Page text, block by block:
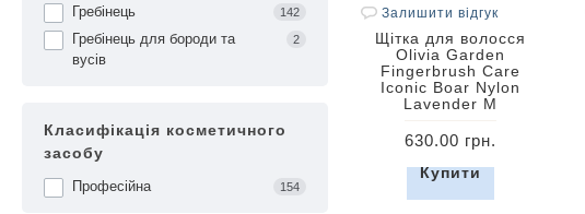
Гребінець 142
Гребінець для бороди та
вусів
2
Класифікація косметичного
засобу
Професійна 154
Залишити відгук
Щітка для волосся
Olivia Garden
Fingerbrush Care
Iconic Boar Nylon
Lavender M
630.00 грн.
Купити